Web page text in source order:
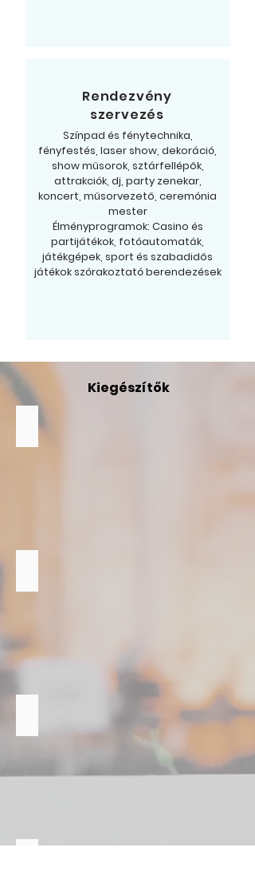
Rendezvény
szervezés
Színpad és fénytechnika,
fényfestés, laser show, dekoráció,
show műsorok, sztárfellépők,
attrakciók, dj, party zenekar,
koncert, műsorvezető, ceremónia
mester
Élményprogramok: Casino és
partijátékok, fotóautomaták,
játékgépek, sport és szabadidős
játékok szórakoztató berendezések
Kiegészítők
Látványasztal
Miniszendvics tálak